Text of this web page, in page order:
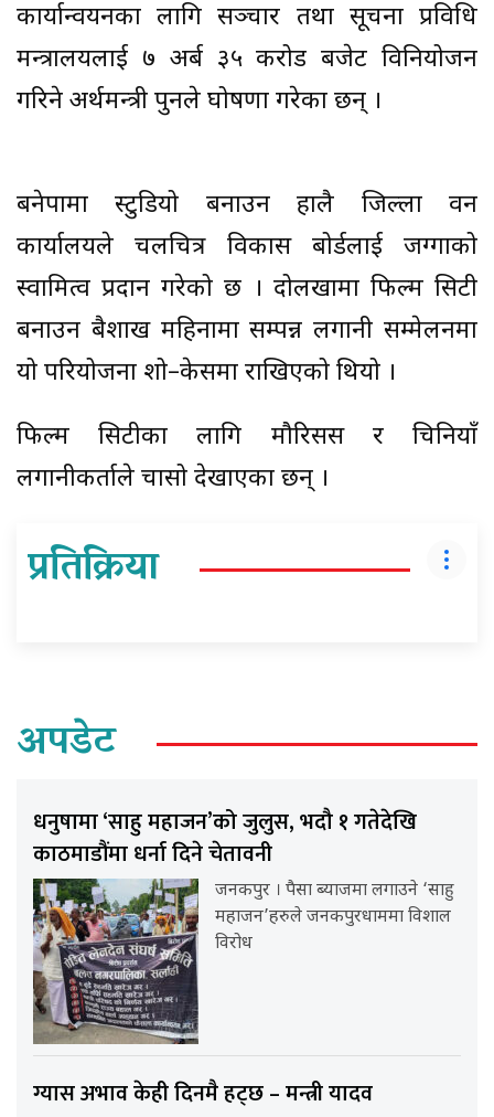
कार्यान्वयनका लागि सञ्चार तथा सूचना प्रविधि
मन्त्रालयलाई ७ अर्ब ३५ करोड बजेट विनियोजन
गरिने अर्थमन्त्री पुनले घोषणा गरेका छन् ।
बनेपामा स्टुडियो बनाउन हालै जिल्ला वन
कार्यालयले चलचित्र विकास बोर्डलाई जग्गाको
स्वामित्व प्रदान गरेको छ । दोलखामा फिल्म सिटी
बनाउन बैशाख महिनामा सम्पन्न लगानी सम्मेलनमा
यो परियोजना शो–केसमा राखिएको थियो ।
फिल्म सिटीका लागि मौरिसस र चिनियाँ
लगानीकर्ताले चासो देखाएका छन् ।
प्रतिक्रिया
अपडेट
धनुषामा ‘साहु महाजन’को जुलुस, भदौ १ गतेदेखि
काठमाडौंमा धर्ना दिने चेतावनी
जनकपुर । पैसा ब्याजमा लगाउने ‘साहु
महाजन’हरुले जनकपुरधाममा विशाल
विरोध
ग्यास अभाव केही दिनमै हट्छ – मन्त्री यादव